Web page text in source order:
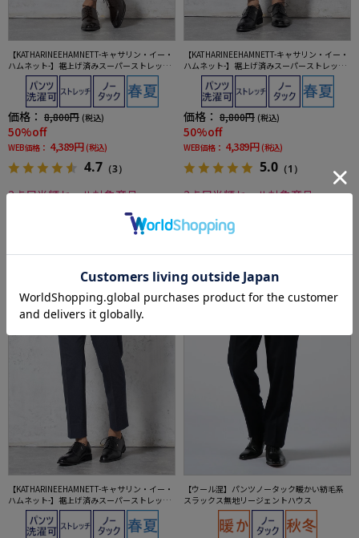
【KATHARINEEHAMNETT-キャサリン・イー・
ハムネット-】裾上げ済みスーパーストレッチ
パンツチノパンウォッシャブルホワイト無地
価格： 8,800円 (税込)
50%off
WEB価格： 4,389円 (税込)
4.7 （3）
2点目半額セール対象商品
【KATHARINEEHAMNETT-キャサリン・イー・
ハムネット-】裾上げ済みスーパーストレッチ
パンツチノパンウォッシャブルライトグレー
価格： 8,800円 (税込)
50%off
WEB価格： 4,389円 (税込)
5.0 （1）
2点目半額セール対象商品
【KATHARINEEHAMNETT-キャサリン・イー・
ハムネット-】裾上げ済みスーパーストレッチ
パンツチノパンウォッシャブルネイビー無地
【ウール混】パンツノータック暖かい紡毛系
スラックス無地リージェントハウス